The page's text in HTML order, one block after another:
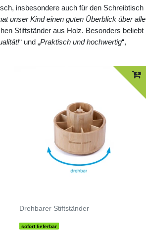
insbesondere auch für den Schreibtisch
unser Kind einen guten Überblick über alle
Stiftständer aus Holz. Besonders beliebt
“ und „Praktisch und hochwertig“,
Drehbarer Stiftständer
sofort lieferbar